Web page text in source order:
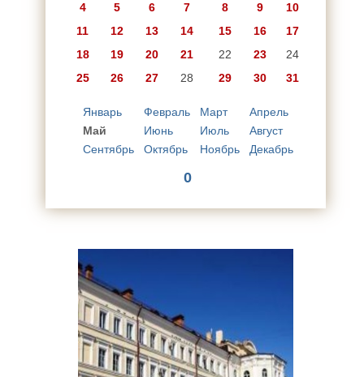
4
5 6 7 8 9
10
11
12 13 14 15 16
17
18
19 20 21 22 23
24
25
26 27 28 29 30 31
Январь Февраль Март
Апрель
Май
Июнь Июль
Август
Сентябрь
Октябрь Ноябрь Декабрь
0